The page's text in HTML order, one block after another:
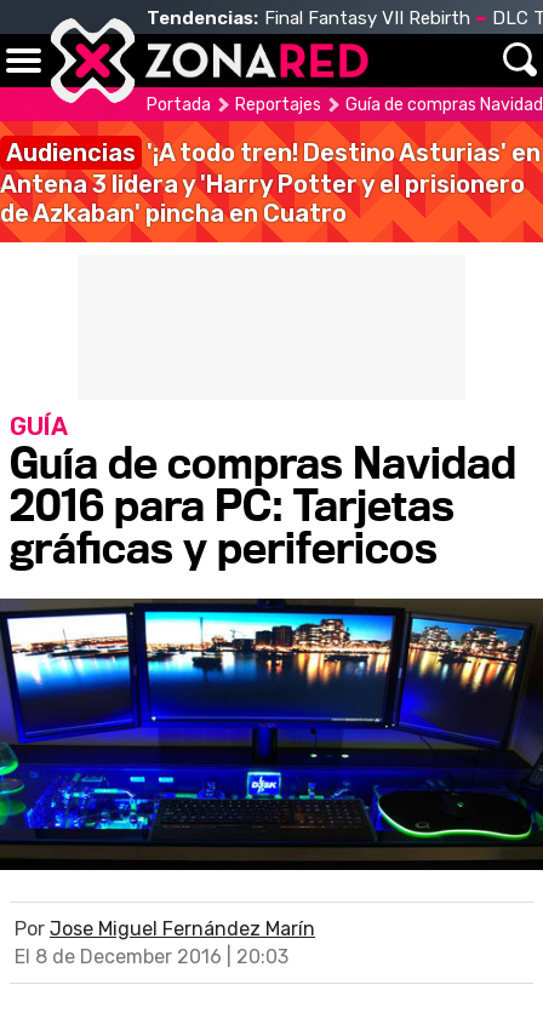
Tendencias: Final Fantasy VII Rebirth DLC
Portada Reportajes Guía de compras
Audiencias '¡A todo tren! Destino Asturias' en
Antena 3 lidera y 'Harry Potter y el prisionero
de Azkaban' pincha en Cuatro
Guía de compras Navidad
2016 para PC: Tarjetas
gráficas y perifericos
GUÍA
Por Jose Miguel Fernández Marín
El 8 de December 2016 | 20:03